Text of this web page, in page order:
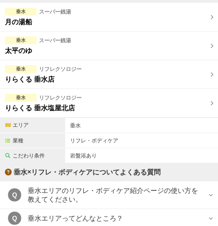
フットバスあり
日本人スタッフのみ
スタッフ指名可
垂水 スーパー銭湯
月の湯船
垂水 スーパー銭湯
太平のゆ
垂水 リフレクソロジー
りらくる 垂水店
垂水 リフレクソロジー
りらくる 垂水塩屋北店
エリア 垂水
業種 リフレ・ボディケア
こだわり条件 岩盤浴あり
垂水×リフレ・ボディケアについてよくある質問
Q
垂水エリアのリフレ・ボディケア紹介ページの使い方を
教えてください。
Q 垂水エリアってどんなところ？